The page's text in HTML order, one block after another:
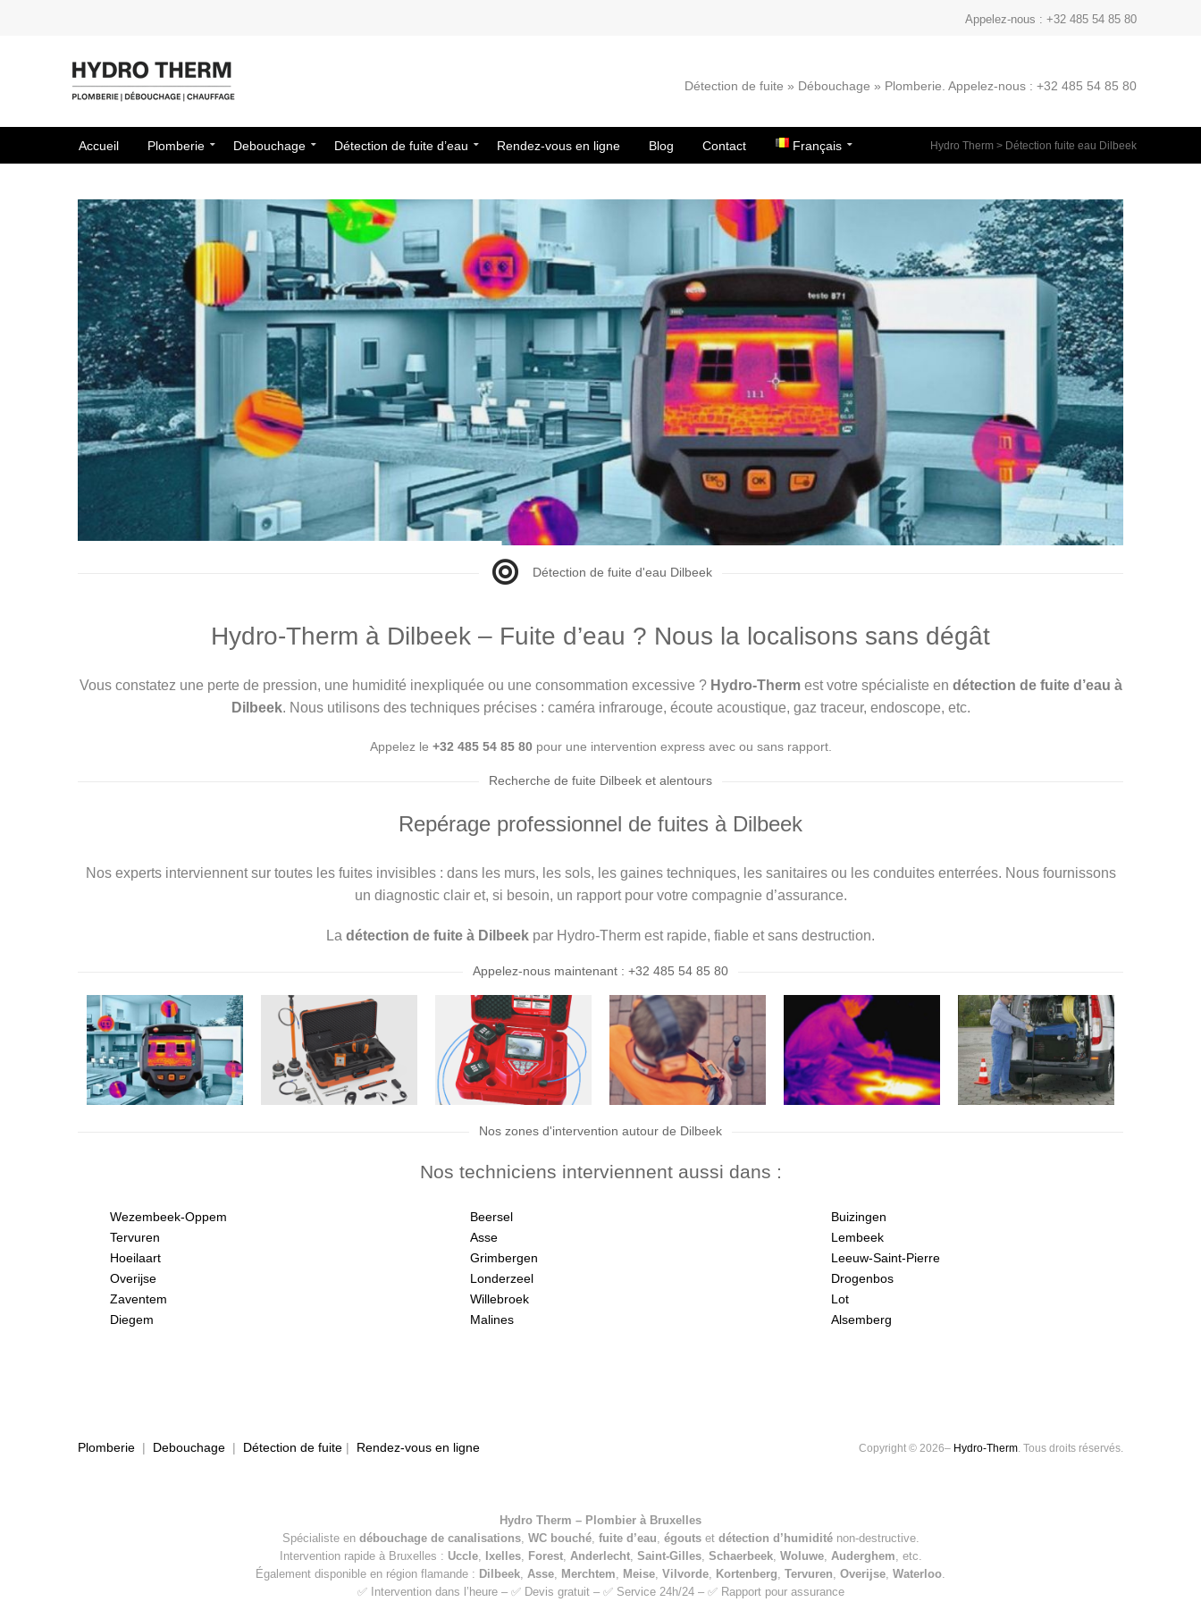
Appelez-nous : +32 485 54 85 80
Détection de fuite » Débouchage » Plomberie. Appelez-nous : +32 485 54 85 80
Hydro Therm > Détection fuite eau Dilbeek
Accueil Plomberie Debouchage Détection de fuite d’eau Rendez-vous en ligne Blog Contact Français
Détection de fuite d'eau Dilbeek
Hydro-Therm à Dilbeek – Fuite d’eau ? Nous la localisons sans dégât
Vous constatez une perte de pression, une humidité inexpliquée ou une consommation excessive ? Hydro-Thermest votre spécialiste en détection de fuite d’eau à
Dilbeek. Nous utilisons des techniques précises : caméra infrarouge, écoute acoustique, gaz traceur, endoscope, etc.
Appelez le +32 485 54 85 80pour une intervention express avec ou sans rapport.
Recherche de fuite Dilbeek et alentours
Repérage professionnel de fuites à Dilbeek
Nos experts interviennent sur toutes les fuites invisibles : dans les murs, les sols, les gaines techniques, les sanitaires ou les conduites enterrées. Nous fournissons
un diagnostic clair et, si besoin, un rapport pour votre compagnie d’assurance.
La détection de fuite à Dilbeek par Hydro-Therm est rapide, fiable et sans destruction.
Appelez-nous maintenant : +32 485 54 85 80
Nos zones d'intervention autour de Dilbeek
Nos techniciens interviennent aussi dans :
Wezembeek-Oppem
Tervuren
Hoeilaart
Overijse
Zaventem
Diegem
Beersel
Asse
Grimbergen
Londerzeel
Willebroek
Malines
Buizingen
Lembeek
Leeuw-Saint-Pierre
Drogenbos
Lot
Alsemberg
Plomberie | Debouchage | Détection de fuite | Rendez-vous en ligne Copyright © 2026– Hydro-Therm. Tous droits réservés.
Hydro Therm – Plombier à Bruxelles
Spécialiste en débouchage de canalisations, WC bouché, fuite d’eau, égoutset détection d’humiditénon-destructive.
Intervention rapide à Bruxelles : Uccle, Ixelles, Forest, Anderlecht, Saint-Gilles, Schaerbeek, Woluwe, Auderghem, etc.
Également disponible en région flamande : Dilbeek, Asse, Merchtem, Meise, Vilvorde, Kortenberg, Tervuren, Overijse, Waterloo.
✅ Intervention dans l’heure – ✅ Devis gratuit – ✅ Service 24h/24 – ✅ Rapport pour assurance